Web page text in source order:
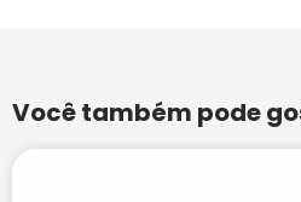
Você também pode